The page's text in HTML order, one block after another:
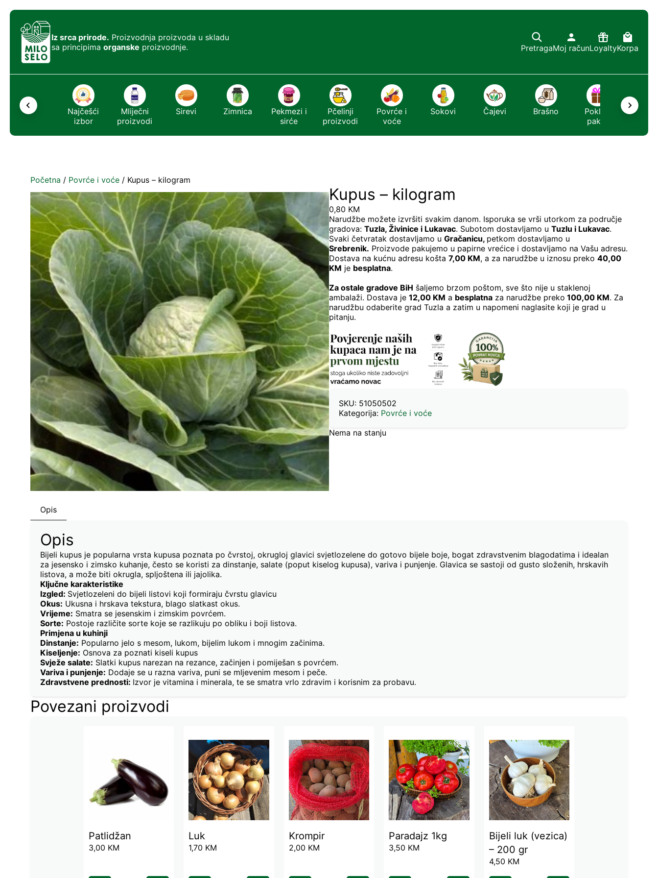
Iz srca prirode. Proizvodnja proizvoda u skladu
sa principima organske proizvodnje. PretragaMoj računLoyaltyKorpa
Ostalo
Najčešći
izbor
Mliječni
proizvodi
Sirevi Zimnica
Pekmezi i
sirće
Pčelinji
proizvodi
Povrće i
voće
Sokovi Čajevi Brašno
Poklon
paket
Početna / Povrće i voće / Kupus – kilogram
Kupus – kilogram
0,80 KM
Narudžbe možete izvršiti svakim danom. Isporuka se vrši utorkom za područje
gradova: Tuzla, Živinice i Lukavac. Subotom dostavljamo u Tuzlu i Lukavac.
Svaki četvratak dostavljamo u Gračanicu, petkom dostavljamo u
Srebrenik. Proizvode pakujemo u papirne vrećice i dostavljamo na Vašu adresu.
Dostava na kućnu adresu košta 7,00 KM, a za narudžbe u iznosu preko 40,00
KM je besplatna.
Za ostale gradove BiH šaljemo brzom poštom, sve što nije u staklenoj
ambalaži. Dostava je 12,00 KM a besplatna za narudžbe preko 100,00 KM. Za
narudžbu odaberite grad Tuzla a zatim u napomeni naglasite koji je grad u
pitanju.
SKU: 51050502
Kategorija: Povrće i voće
Nema na stanju
Opis
Opis
Bijeli kupus je popularna vrsta kupusa poznata po čvrstoj, okrugloj glavici svjetlozelene do gotovo bijele boje, bogat zdravstvenim blagodatima i idealan
za jesensko i zimsko kuhanje, često se koristi za dinstanje, salate (poput kiselog kupusa), variva i punjenje. Glavica se sastoji od gusto složenih, hrskavih
listova, a može biti okrugla, spljoštena ili jajolika.
Ključne karakteristike
Izgled: Svjetlozeleni do bijeli listovi koji formiraju čvrstu glavicu
Okus: Ukusna i hrskava tekstura, blago slatkast okus.
Vrijeme: Smatra se jesenskim i zimskim povrćem.
Sorte: Postoje različite sorte koje se razlikuju po obliku i boji listova.
Primjena u kuhinji
Dinstanje: Popularno jelo s mesom, lukom, bijelim lukom i mnogim začinima.
Kiseljenje: Osnova za poznati kiseli kupus
Svježe salate: Slatki kupus narezan na rezance, začinjen i pomiješan s povrćem.
Variva i punjenje: Dodaje se u razna variva, puni se mljevenim mesom i peče.
Zdravstvene prednosti: Izvor je vitamina i minerala, te se smatra vrlo zdravim i korisnim za probavu.
Povezani proizvodi
Patlidžan
3,00 KM
Luk
1,70 KM
Krompir
2,00 KM
Paradajz 1kg
3,50 KM
Bijeli luk (vezica)
– 200 gr
4,50 KM